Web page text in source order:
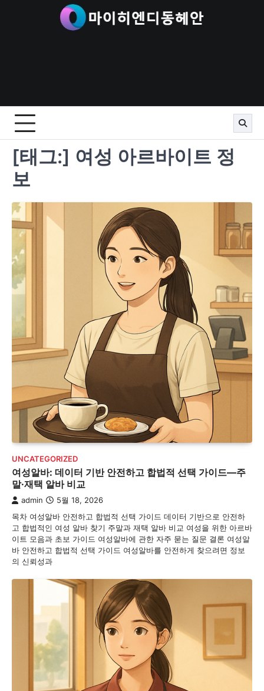
[태그:] 여성 아르바이트 정
보
UNCATEGORIZED
여성알바: 데이터 기반 안전하고 합법적 선택 가이드—주
말·재택 알바 비교
admin 5월 18, 2026
목차 여성알바 안전하고 합법적 선택 가이드 데이터 기반으로 안전하
고 합법적인 여성 알바 찾기 주말과 재택 알바 비교 여성을 위한 아르바
이트 모음과 초보 가이드 여성알바에 관한 자주 묻는 질문 결론 여성알
바 안전하고 합법적 선택 가이드 여성알바를 안전하게 찾으려면 정보
의 신뢰성과